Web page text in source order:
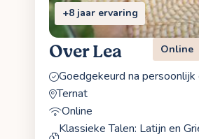
+8 jaar ervaring
Over Lea Online
Goedgekeurd na
Ternat
Online
Klassieke Talen: Latijn en